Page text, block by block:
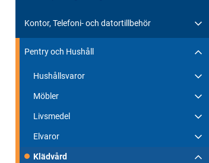
Kontor, Telefoni- och datortillbehör
Pentry och Hushåll
Hushållsvaror
Möbler
Livsmedel
Elvaror
Klädvård